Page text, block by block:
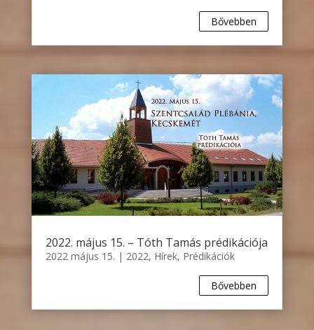
Bővebben
2022. május 15. – Tóth Tamás prédikációja
2022 május 15. | 2022, Hírek, Prédikációk
Bővebben